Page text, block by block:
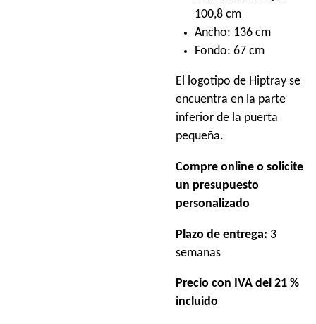
100,8 cm
Ancho: 136 cm
Fondo: 67 cm
El logotipo de Hiptray se
encuentra en la parte
inferior de la puerta
pequeña.
Compre online o solicite
un presupuesto
personalizado
Plazo de entrega: 3
semanas
Precio con IVA del 21 %
incluido